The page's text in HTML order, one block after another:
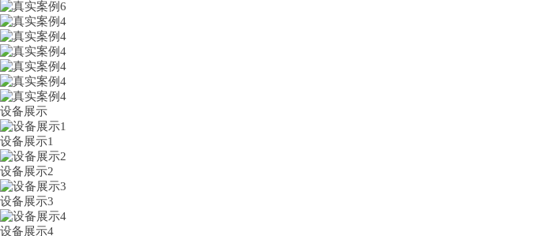
设备展示
设备展示1
设备展示2
设备展示3
设备展示4